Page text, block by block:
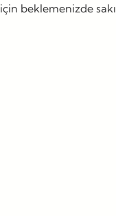
beklemenizde